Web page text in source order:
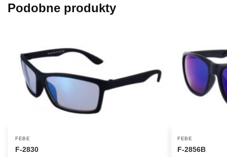
Podobne produkty
FEBE
F-2830
FEBE
F-2856B